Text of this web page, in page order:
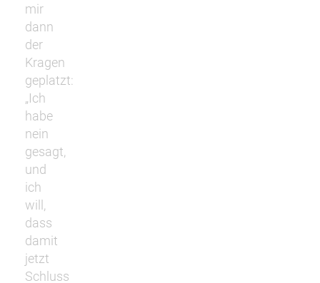
mir
dann
der
Kragen
geplatzt:
„Ich
habe
nein
gesagt,
und
ich
will,
dass
damit
jetzt
Schluss